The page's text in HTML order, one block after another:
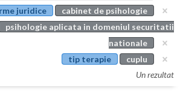
juridice
cabinet de psihologie
psihologie aplicata in domeniul securitatii
nationale
tip terapie
cuplu
Un rezultat